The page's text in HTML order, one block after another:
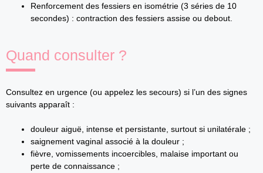
Renforcement des fessiers en isométrie (3 séries de 10
secondes) : contraction des fessiers assise ou debout.
Quand consulter ?
Consultez en urgence (ou appelez les secours) si l’un des signes
suivants apparaît :
douleur aiguë, intense et persistante, surtout si unilatérale ;
saignement vaginal associé à la douleur ;
fièvre, vomissements incoercibles, malaise important ou
perte de connaissance ;